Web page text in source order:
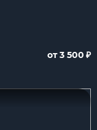
от 3 500 ₽